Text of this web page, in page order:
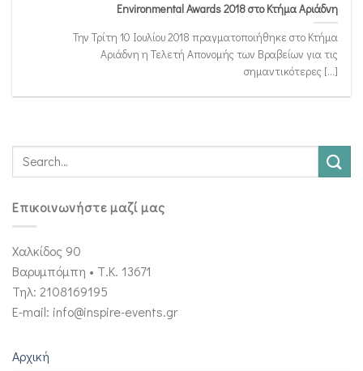
Environmental Awards 2018 στο Κτήμα Αριάδνη
Την Τρίτη 10 Ιουλίου 2018 πραγματοποιήθηκε στο Κτήμα
Αριάδνη η Τελετή Απονομής των Βραβείων για τις
σημαντικότερες [...]
Επικοινωνήστε μαζί μας
Χαλκίδος 90
Βαρυμπόμπη • Τ.Κ. 13671
Τηλ: 2108169195
E-mail: info@inspire-events.gr
Αρχική